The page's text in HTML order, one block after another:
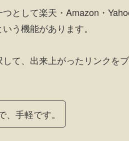
として楽天・Amazon・
う機能があります。
て、出来上がったリンクを
手軽です。